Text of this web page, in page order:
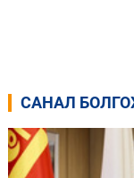
САНАЛ